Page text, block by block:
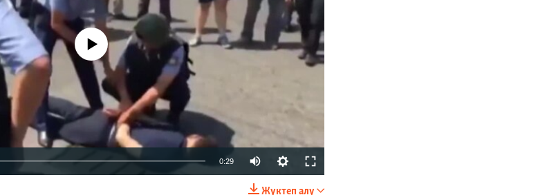
No media source currently available
0:29
Жүктеп алу